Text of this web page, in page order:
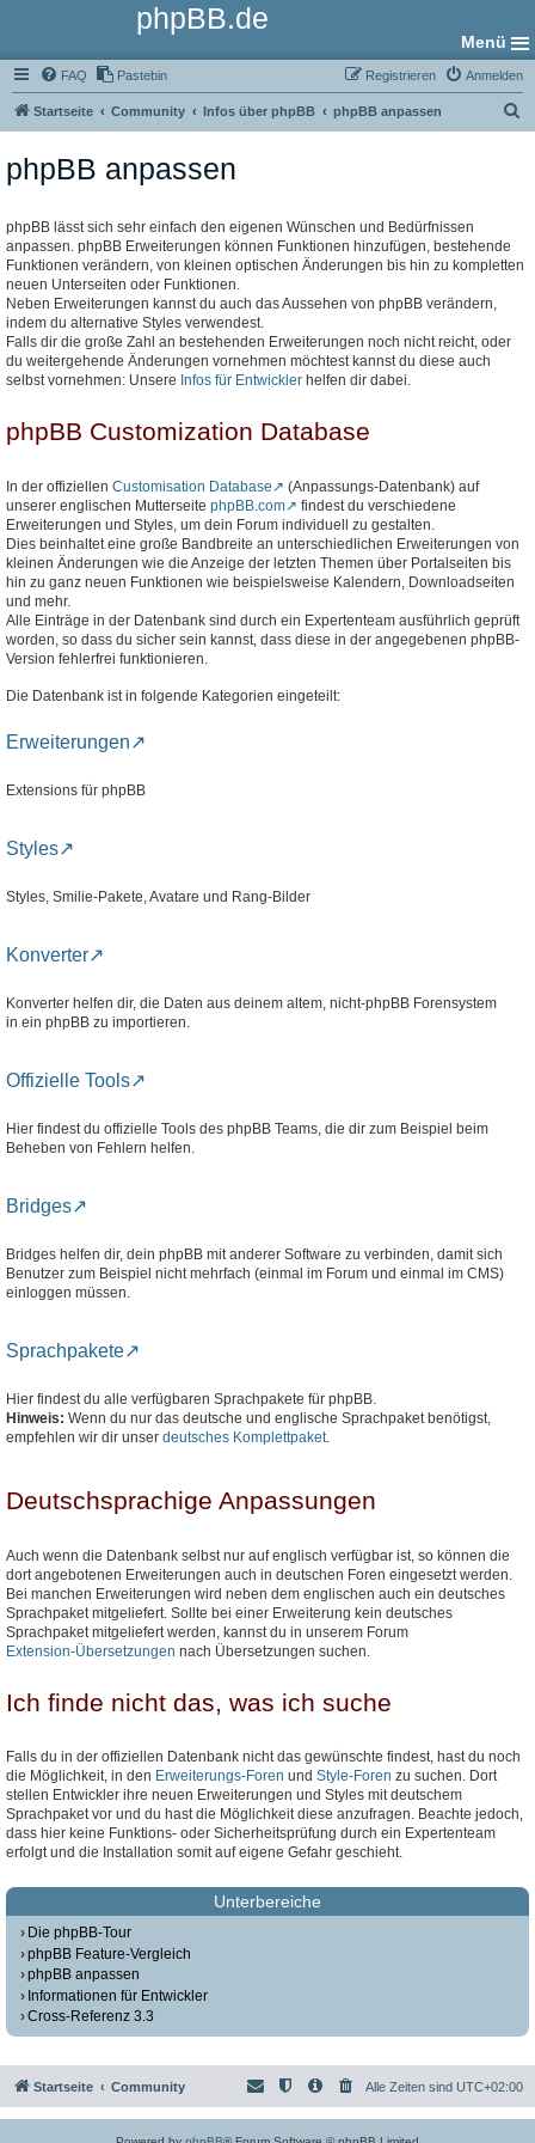
phpBB.de
Menü
FAQ Pastebin Anmelden
Registrieren
Startseite Community Infos über phpBB phpBB anpassen
phpBB anpassen
phpBB lässt sich sehr einfach den eigenen Wünschen und Bedürfnissen
anpassen. phpBB Erweiterungen können Funktionen hinzufügen, bestehende
Funktionen verändern, von kleinen optischen Änderungen bis hin zu kompletten
neuen Unterseiten oder Funktionen.
Neben Erweiterungen kannst du auch das Aussehen von phpBB verändern,
indem du alternative Styles verwendest.
Falls dir die große Zahl an bestehenden Erweiterungen noch nicht reicht, oder
du weitergehende Änderungen vornehmen möchtest kannst du diese auch
selbst vornehmen: Unsere Infos für Entwickler helfen dir dabei.
phpBB Customization Database
In der offiziellen Customisation Database
(Anpassungs-Datenbank) auf
unserer englischen Mutterseite phpBB.com
findest du verschiedene
Erweiterungen und Styles, um dein Forum individuell zu gestalten.
Dies beinhaltet eine große Bandbreite an unterschiedlichen Erweiterungen von
kleinen Änderungen wie die Anzeige der letzten Themen über Portalseiten bis
hin zu ganz neuen Funktionen wie beispielsweise Kalendern, Downloadseiten
und mehr.
Alle Einträge in der Datenbank sind durch ein Expertenteam ausführlich geprüft
worden, so dass du sicher sein kannst, dass diese in der angegebenen phpBB-
Version fehlerfrei funktionieren.
Die Datenbank ist in folgende Kategorien eingeteilt:
Erweiterungen
Extensions für phpBB
Styles
Styles, Smilie-Pakete, Avatare und Rang-Bilder
Konverter
Konverter helfen dir, die Daten aus deinem altem, nicht-phpBB Forensystem
in ein phpBB zu importieren.
Offizielle Tools
Hier findest du offizielle Tools des phpBB Teams, die dir zum Beispiel beim
Beheben von Fehlern helfen.
Bridges
Bridges helfen dir, dein phpBB mit anderer Software zu verbinden, damit sich
Benutzer zum Beispiel nicht mehrfach (einmal im Forum und einmal im CMS)
einloggen müssen.
Sprachpakete
Hier findest du alle verfügbaren Sprachpakete für phpBB.
Hinweis: Wenn du nur das deutsche und englische Sprachpaket benötigst,
empfehlen wir dir unser deutsches Komplettpaket.
Deutschsprachige Anpassungen
Auch wenn die Datenbank selbst nur auf englisch verfügbar ist, so können die
dort angebotenen Erweiterungen auch in deutschen Foren eingesetzt werden.
Bei manchen Erweiterungen wird neben dem englischen auch ein deutsches
Sprachpaket mitgeliefert. Sollte bei einer Erweiterung kein deutsches
Sprachpaket mitgeliefert werden, kannst du in unserem Forum
Extension-Übersetzungen nach Übersetzungen suchen.
Ich finde nicht das, was ich suche
Falls du in der offiziellen Datenbank nicht das gewünschte findest, hast du noch
die Möglichkeit, in den Erweiterungs-Foren und Style-Foren zu suchen. Dort
stellen Entwickler ihre neuen Erweiterungen und Styles mit deutschem
Sprachpaket vor und du hast die Möglichkeit diese anzufragen. Beachte jedoch,
dass hier keine Funktions- oder Sicherheitsprüfung durch ein Expertenteam
erfolgt und die Installation somit auf eigene Gefahr geschieht.
Unterbereiche
Die phpBB-Tour
phpBB Feature-Vergleich
phpBB anpassen
Informationen für Entwickler
Cross-Referenz 3.3
Startseite Community Alle Zeiten sind UTC+02:00